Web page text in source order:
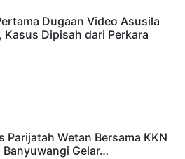
Dugaan Video Asusila
Kasus Dipisah dari Perkara
Parijatah Wetan Bersama KKN
Banyuwangi Gelar…